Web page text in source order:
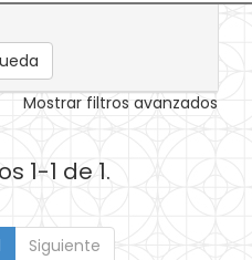
Mostrar filtros avanzados
1-1 de 1.
Siguiente